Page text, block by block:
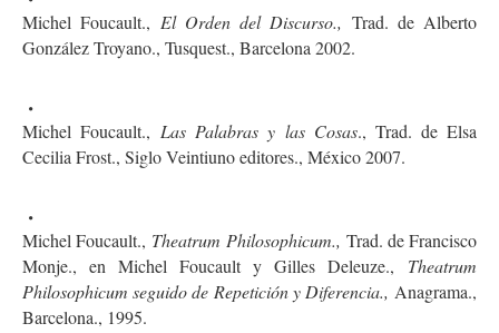
Michel Foucault., El Orden del Discurso., Trad. de Alberto
González Troyano., Tusquest., Barcelona 2002.
Michel Foucault.,Las Palabras y las Cosas., Trad. de Elsa
Cecilia Frost., Siglo Veintiuno editores., México 2007.
Michel Foucault., Theatrum Philosophicum., Trad. de Francisco
Monje., en Michel Foucault y Gilles Deleuze., Theatrum
Philosophicum seguido de Repetición y Diferencia., Anagrama.,
Barcelona., 1995.